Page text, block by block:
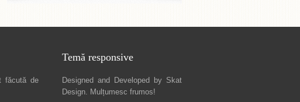
făcută de
Temă responsive
Designed and Developed by Skat
Design. Mulțumesc frumos!